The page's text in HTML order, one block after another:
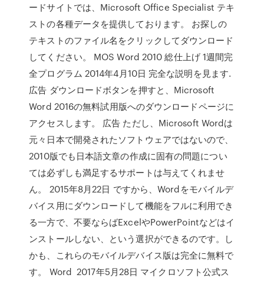
ードサイトでは、Microsoft Office Specialist テキ
ストの各種データを提供しております。 お探しの
テキストのファイル名をクリックしてダウンロード
してください。 MOS Word 2010 総仕上げ 1週間完
全プログラム 2014年4月10日 完全な説明を見ます.
広告 ダウンロードボタンを押すと、Microsoft
Word 2016の無料試用版へのダウンロードページに
アクセスします。 広告 ただし、Microsoft Wordは
元々日本で開発されたソフトウェアではないので、
2010版でも日本語文章の作成に固有の問題につい
ては必ずしも満足するサポートは与えてくれませ
ん。 2015年8月22日 ですから、Wordをモバイルデ
バイス用にダウンロードして機能をフルに利用でき
る一方で、不要ならばExcelやPowerPointなどはイ
ンストールしない、という選択ができるのです。し
かも、これらのモバイルデバイス版は完全に無料で
す。 Word 2017年5月28日 マイクロソフト公式ス